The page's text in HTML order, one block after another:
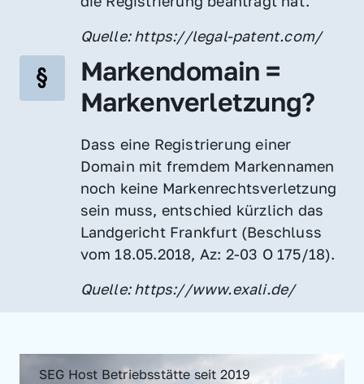
Quelle: https://legal-patent.com/
Markendomain =
Markenverletzung?
Dass eine Registrierung einer
Domain mit fremdem Markennamen
noch keine Markenrechtsverletzung
sein muss, entschied kürzlich das
Landgericht Frankfurt (Beschluss
vom 18.05.2018, Az: 2-03 O 175/18).
Quelle: https://www.exali.de/
SEG Host Betriebsstätte seit 2019